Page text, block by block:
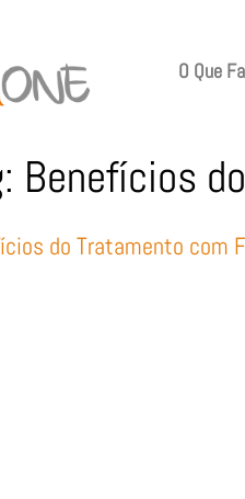
O Que
Benefícios
do Tratamento com